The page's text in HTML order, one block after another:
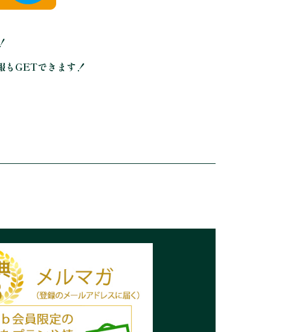
もGETできます！